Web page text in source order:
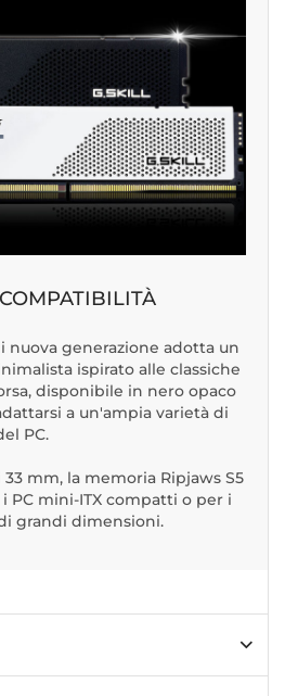
nuova generazione adotta un
ispirato alle classiche
disponibile in nero opaco
a un'ampia varietà di
PC.
mm, la memoria Ripjaws S5
PC mini-ITX compatti o per i
grandi dimensioni.